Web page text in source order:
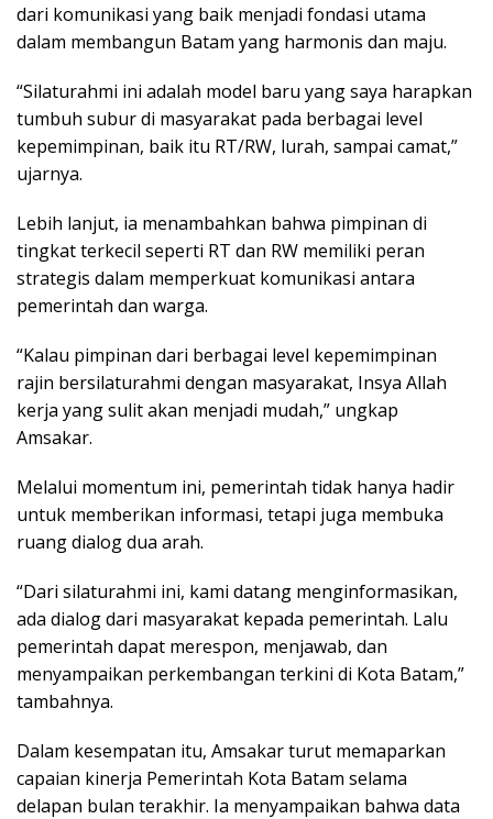
dari komunikasi yang baik menjadi fondasi utama
dalam membangun Batam yang harmonis dan maju.
“Silaturahmi ini adalah model baru yang saya harapkan
tumbuh subur di masyarakat pada berbagai level
kepemimpinan, baik itu RT/RW, lurah, sampai camat,”
ujarnya.
Lebih lanjut, ia menambahkan bahwa pimpinan di
tingkat terkecil seperti RT dan RW memiliki peran
strategis dalam memperkuat komunikasi antara
pemerintah dan warga.
“Kalau pimpinan dari berbagai level kepemimpinan
rajin bersilaturahmi dengan masyarakat, Insya Allah
kerja yang sulit akan menjadi mudah,” ungkap
Amsakar.
Melalui momentum ini, pemerintah tidak hanya hadir
untuk memberikan informasi, tetapi juga membuka
ruang dialog dua arah.
“Dari silaturahmi ini, kami datang menginformasikan,
ada dialog dari masyarakat kepada pemerintah. Lalu
pemerintah dapat merespon, menjawab, dan
menyampaikan perkembangan terkini di Kota Batam,”
tambahnya.
Dalam kesempatan itu, Amsakar turut memaparkan
capaian kinerja Pemerintah Kota Batam selama
delapan bulan terakhir. Ia menyampaikan bahwa data